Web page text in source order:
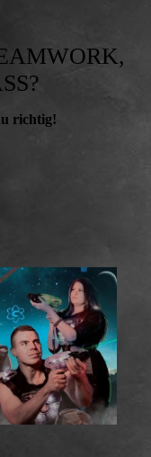
richtig!